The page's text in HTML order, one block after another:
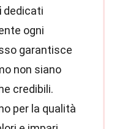
dedicati
ogni
garantisce
non siano
credibili.
per la qualità